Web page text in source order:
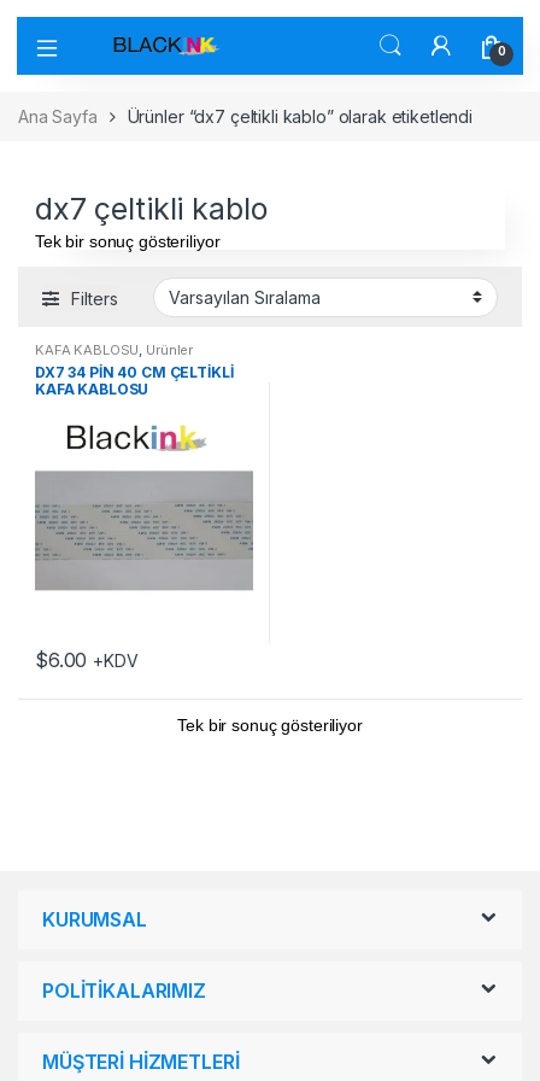
0
Ana Sayfa Ürünler “dx7 çeltikli kablo” olarak etiketlendi
dx7 çeltikli kablo
Tek bir sonuç gösteriliyor
Filters
KAFA KABLOSU, Ürünler
DX7 34 PİN 40 CM ÇELTİKLİ
KAFA KABLOSU
$6.00 +KDV
Tek bir sonuç gösteriliyor
KURUMSAL
POLİTİKALARIMIZ
MÜŞTERİ HİZMETLERİ